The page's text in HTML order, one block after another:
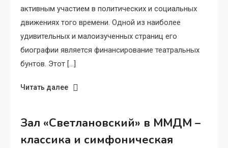
активным участием в политических и социальных
движениях того времени. Одной из наиболее
удивительных и малоизученных страниц его
биографии является финансирование театральных
бунтов. Этот […]
Читать далее
Зал «Светлановский» в ММДМ –
классика и симфоническая